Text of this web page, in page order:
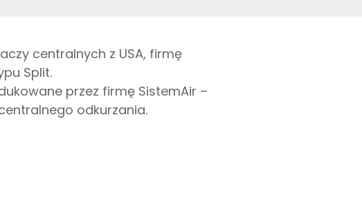
centralnych z USA, firmę
Split.
przez firmę SistemAir –
odkurzania.